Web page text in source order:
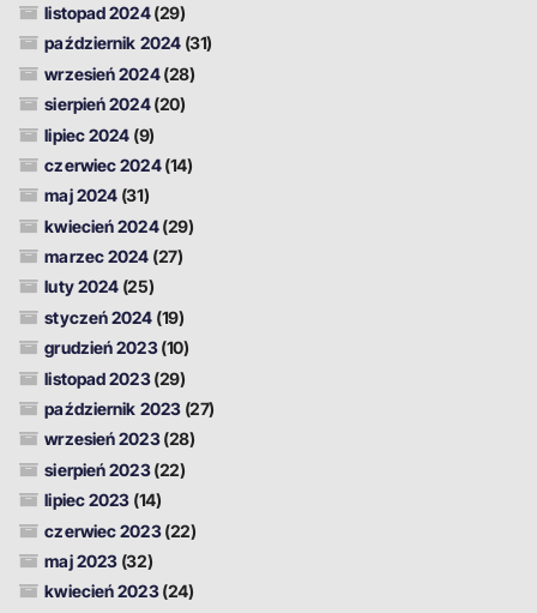
listopad 2024(29)
październik 2024(31)
wrzesień 2024(28)
sierpień 2024(20)
lipiec 2024 (9)
czerwiec 2024(14)
maj 2024 (31)
kwiecień 2024(29)
marzec 2024 (27)
luty 2024 (25)
styczeń 2024 (19)
grudzień 2023(10)
listopad 2023(29)
październik 2023(27)
wrzesień 2023(28)
sierpień 2023(22)
lipiec 2023 (14)
czerwiec 2023(22)
maj 2023 (32)
kwiecień 2023(24)